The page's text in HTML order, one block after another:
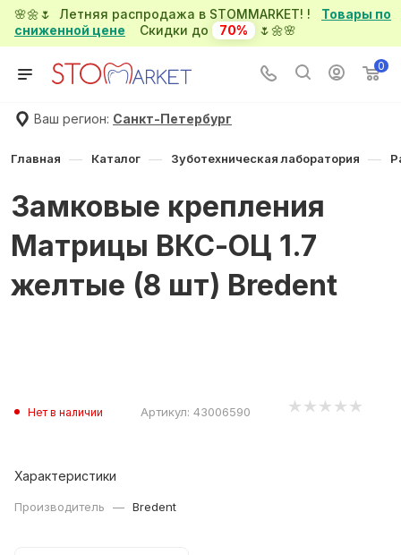
🌸🌼🌷 Летняя распродажа в STOMMARKET! ! Товары по
сниженной цене Скидки до 70% 🌷🌼🌸
0
Ваш регион: Санкт-Петербург
Главная — Каталог — Зуботехническая лаборатория —
Замковые крепления
Матрицы ВКС-ОЦ 1.7
желтые (8 шт) Bredent
Нет в наличии Артикул: 43006590
Характеристики
Производитель — Bredent